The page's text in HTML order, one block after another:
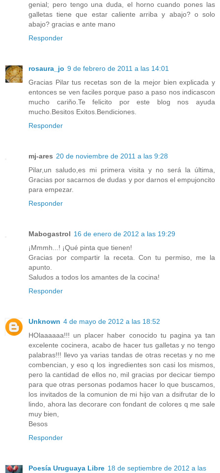
genial; pero tengo una duda, el horno cuando pones las
galletas tiene que estar caliente arriba y abajo? o solo
abajo? gracias e ante mano
Responder
rosaura_jo 9 de febrero de 2011 a las 14:01
Gracias Pilar tus recetas son de la mejor bien explicada y
entonces se ven faciles porque paso a paso nos indicascon
mucho cariño.Te felicito por este blog nos ayuda
mucho.Besitos Exitos.Bendiciones.
Responder
mj-ares 20 de noviembre de 2011 a las 9:28
Pilar,un saludo,es mi primera visita y no será la última,
Gracias por sacarnos de dudas y por darnos el empujoncito
para empezar.
Responder
Mabogastrol 16 de enero de 2012 a las 19:29
¡Mmmh...! ¡Qué pinta que tienen!
Gracias por compartir la receta. Con tu permiso, me la
apunto.
Saludos a todos los amantes de la cocina!
Responder
Unknown 4 de mayo de 2012 a las 18:52
HOlaaaaaa!!! un placer haber conocido tu pagina ya tan
excelente cocinera, acabo de hacer tus galletas y no tengo
palabras!!! llevo ya varias tandas de otras recetas y no me
combencian, y eso q los ingredientes son casi los mismos,
pero la cantidad de ellos no, mil gracias por decicar tiempo
para que otras personas podamos hacer lo que buscamos,
los invitados de la comunion de mi hijo van a dsifrutar de lo
lindo, ahora las decorare con fondant de colores q me sale
muy bien,
Besos
Responder
Poesía Uruguaya Libre 18 de septiembre de 2012 a las